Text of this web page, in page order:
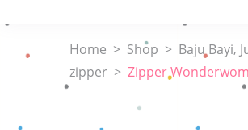
Home > Shop > Baju Bayi,
zipper > Zipper